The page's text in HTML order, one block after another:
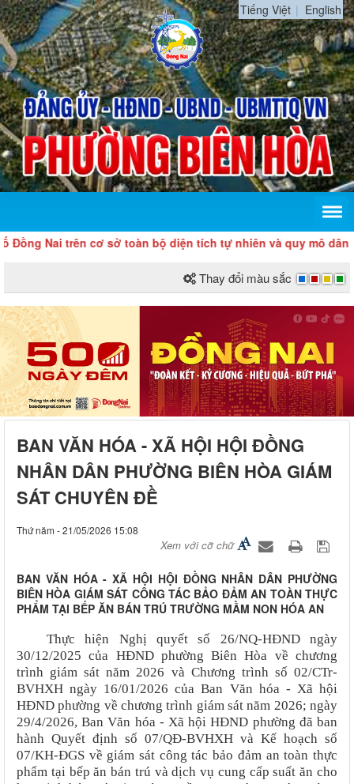
Tiếng Việt English
cơ sở toàn bộ diện tích tự nhiên và quy mô dân số của
Thay đổi màu sắc
BAN VĂN HÓA - XÃ HỘI HỘI ĐỒNG
NHÂN DÂN PHƯỜNG BIÊN HÒA GIÁM
SÁT CHUYÊN ĐỀ
Thứ năm - 21/05/2026 15:08
Xem với cỡ chữ
BAN VĂN HÓA - XÃ HỘI HỘI ĐỒNG NHÂN DÂN PHƯỜNG
BIÊN HÒA GIÁM SÁT CÔNG TÁC BẢO ĐẢM AN TOÀN THỰC
PHẨM TẠI BẾP ĂN BÁN TRÚ TRƯỜNG MẦM NON HÓA AN
Thực hiện Nghị quyết số 26/NQ-HĐND ngày
30/12/2025 của HĐND phường Biên Hòa về chương
trình giám sát năm 2026 và Chương trình số 02/CTr-
BVHXH ngày 16/01/2026 của Ban Văn hóa - Xã hội
HĐND phường về chương trình giám sát năm 2026; ngày
29/4/2026, Ban Văn hóa - Xã hội HĐND phường đã ban
hành Quyết định số 07/QĐ-BVHXH và Kế hoạch số
07/KH-ĐGS về giám sát công tác bảo đảm an toàn thực
phẩm tại bếp ăn bán trú và dịch vụ cung cấp suất ăn cho